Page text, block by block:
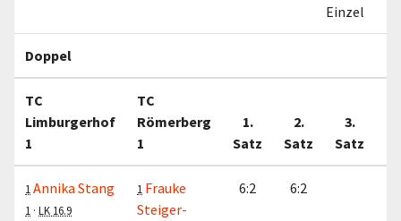
Einzel
Doppel
TC
Limburgerhof
1
TC
Römerberg
1
1.
Satz
2.
Satz
3.
Satz
1 Annika Stang
1 · LK 16.9
1 Frauke
Steiger-
6:2 6:2